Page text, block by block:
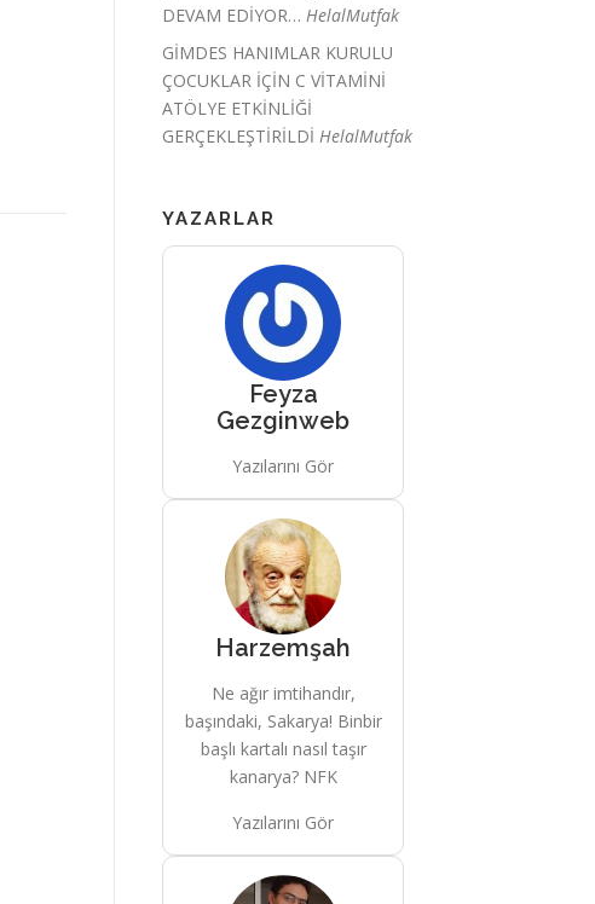
DEVAM EDİYOR… HelalMutfak
GİMDES HANIMLAR KURULU
ÇOCUKLAR İÇİN C VİTAMİNİ
ATÖLYE ETKİNLİĞİ
GERÇEKLEŞTİRİLDİ HelalMutfak
YAZARLAR
Feyza
Gezginweb
Yazılarını Gör
Harzemşah
Ne ağır imtihandır,
başındaki, Sakarya! Binbir
başlı kartalı nasıl taşır
kanarya? NFK
Yazılarını Gör